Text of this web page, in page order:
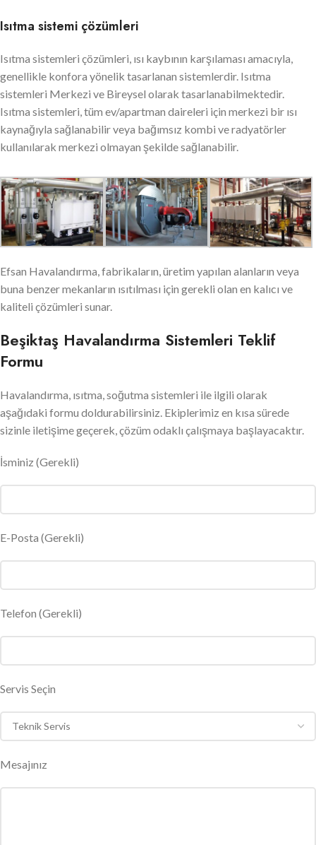
Isıtma sistemi çözümleri
Isıtma sistemleri çözümleri, ısı kaybının karşılaması amacıyla,
genellikle konfora yönelik tasarlanan sistemlerdir. Isıtma
sistemleri Merkezi ve Bireysel olarak tasarlanabilmektedir.
Isıtma sistemleri, tüm ev/apartman daireleri için merkezi bir ısı
kaynağıyla sağlanabilir veya bağımsız kombi ve radyatörler
kullanılarak merkezi olmayan şekilde sağlanabilir.
Efsan Havalandırma, fabrikaların, üretim yapılan alanların veya
buna benzer mekanların ısıtılması için gerekli olan en kalıcı ve
kaliteli çözümleri sunar.
Beşiktaş Havalandırma Sistemleri Teklif
Formu
Havalandırma, ısıtma, soğutma sistemleri ile ilgili olarak
aşağıdaki formu doldurabilirsiniz. Ekiplerimiz en kısa sürede
sizinle iletişime geçerek, çözüm odaklı çalışmaya başlayacaktır.
İsminiz (Gerekli)
E-Posta (Gerekli)
Telefon (Gerekli)
Servis Seçin
Mesajınız